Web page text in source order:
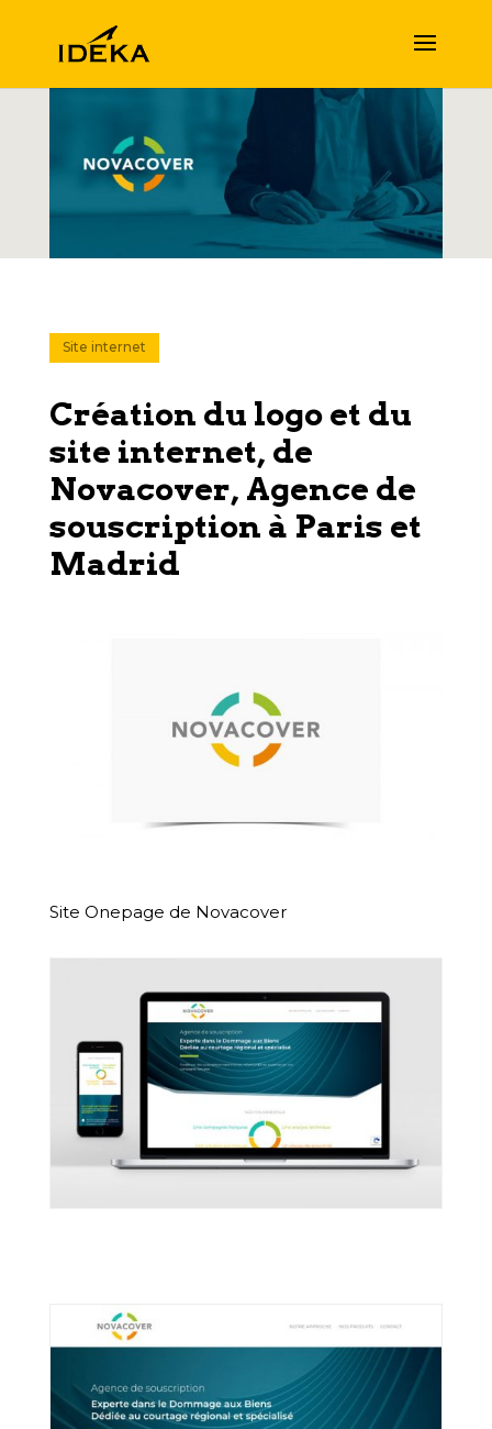
Site internet
Création du logo et du
site internet, de
Novacover, Agence de
souscription à Paris et
Madrid
Site Onepage de Novacover